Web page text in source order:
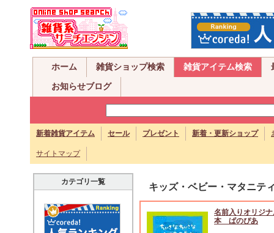
ホーム 雑貨ショップ検索 雑貨アイテム検索
お知らせブログ
新着雑貨アイテム セール プレゼント 新着・更新ショップ
サイトマップ
カテゴリ一覧 キッズ・ベビー・マタニテ
名前入りオリジ
本 ぱのぴあ